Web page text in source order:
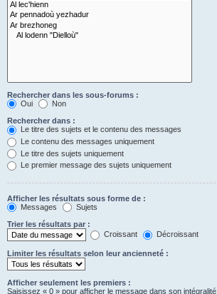
Rechercher dans les sous-forums :
Oui
Non
Rechercher dans :
Le titre des sujets et le contenu des messages
Le contenu des messages uniquement
Le titre des sujets uniquement
Le premier message des sujets uniquement
Afficher les résultats sous forme de :
Messages
Sujets
Trier les résultats par :
Croissant
Décroissant
Limiter les résultats selon leur ancienneté :
Afficher seulement les premiers :
Saisissez « 0 » pour afficher le message dans son intégralité.